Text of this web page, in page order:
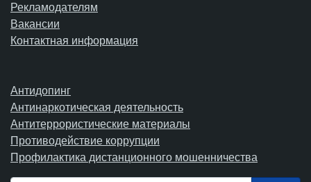
Рекламодателям
Вакансии
Контактная информация
Антидопинг
Антинаркотическая деятельность
Антитеррористические материалы
Противодействие коррупции
Профилактика дистанционного мошенничества